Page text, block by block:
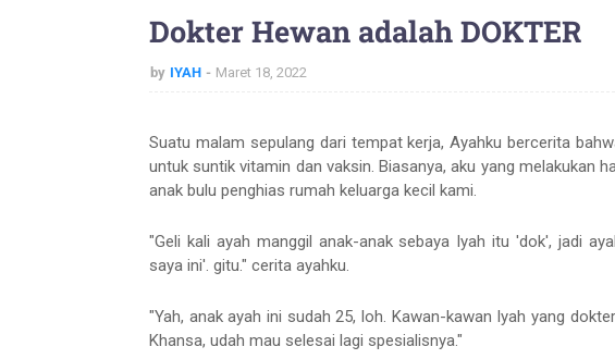
Dokter Hewan adalah DOKTER
by IYAH Maret 18, 2022
Suatu malam sepulang dari tempat kerja, Ayahku bercerita
untuk suntik vitamin dan vaksin. Biasanya, aku yang melakukan
anak bulu penghias rumah keluarga kecil kami.
"Geli kali ayah manggil anak-anak sebaya Iyah itu 'dok', jadi
saya ini'. gitu." cerita ayahku.
"Yah, anak ayah ini sudah 25, loh. Kawan-kawan Iyah yang
Khansa, udah mau selesai lagi spesialisnya."